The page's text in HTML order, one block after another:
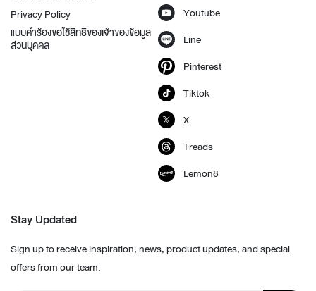
Privacy Policy
แบบคำร้องขอใช้สิทธิของเจ้าของข้อมูล
ส่วนบุคคล
Youtube
Line
Pinterest
Tiktok
X
Treads
Lemon8
Stay Updated
Sign up to receive inspiration, news, product updates, and special
offers from our team.